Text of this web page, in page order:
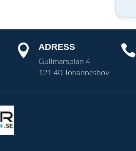
 ADRESS
Gullmarsplan 4
121 40 Johanneshov
